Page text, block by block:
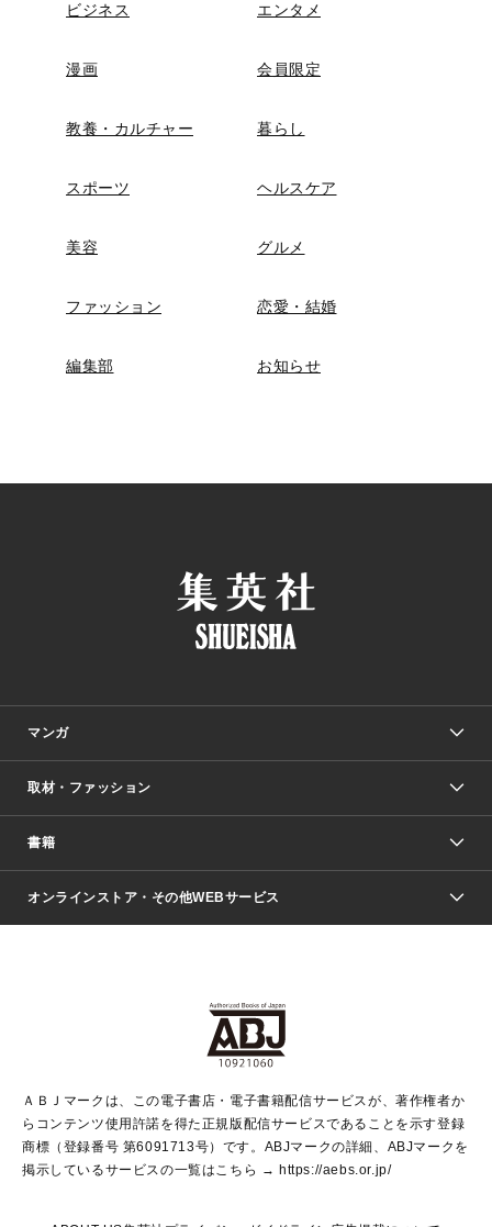
ビジネス エンタメ
漫画 会員限定
教養・カルチャー 暮らし
スポーツ ヘルスケア
美容 グルメ
ファッション 恋愛・結婚
編集部 お知らせ
マンガ
少年マンガ
Vジャンプ
ジャンプルーキー！
ジャンプTOON
S-MANGA
集英社ジャンプリミックス
週刊ヤングジャンプ
ウルトラジャンプ
少女マンガ
リマコミ＋
マンガMeets
月刊オフィスユー
取材・ファッション
Seventeen
LEE
Marisol
芸能・情報・スポーツ
パラスポ＋！
書籍
文芸・文庫・総合
青春と読書
アジア人物史
集英社新書
集英社新書プラス
よみタイ
ライトノベル・ノベライズ
集英社Webマガジン Cobalt
集英社オレンジ文庫
シフォン文庫
集英社みらい文庫
S-KIDS.LAND
オンラインストア・その他WEBサービス
SHUEISHA MANGA-ART HERITAGE
HAPPY PLUS STORE
shueisha vox
EDITOR'S LAB
ＡＢＪマークは、この電子書店・電子書籍配信サービスが、著作権者か
らコンテンツ使用許諾を得た正規版配信サービスであることを示す登録
商標（登録番号 第6091713号）です。ABJマークの詳細、ABJマークを
掲示しているサービスの一覧はこちら → https://aebs.or.jp/